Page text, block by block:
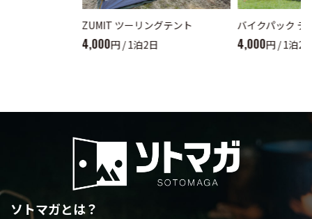
ZUMIT ツーリングテント
4,000円 / 1泊2日
バイクパック テ
4,000円 / 1泊2
ソトマガとは？